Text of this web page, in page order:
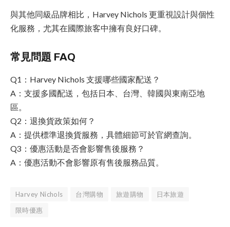
與其他同級品牌相比，Harvey Nichols 更重視設計與個性
化服務，尤其在國際旅客中擁有良好口碑。
常見問題 FAQ
Q1：Harvey Nichols 支援哪些國家配送？
A：支援多國配送，包括日本、台灣、韓國與東南亞地
區。
Q2：退換貨政策如何？
A：提供標準退換貨服務，具體細節可於官網查詢。
Q3：優惠活動是否會影響售後服務？
A：優惠活動不會影響原有售後服務品質。
Harvey Nichols 台灣購物 旅遊購物
日本旅遊
限時優惠